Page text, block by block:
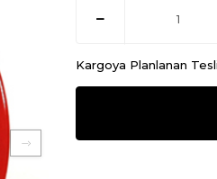
Kargoya Planlanan